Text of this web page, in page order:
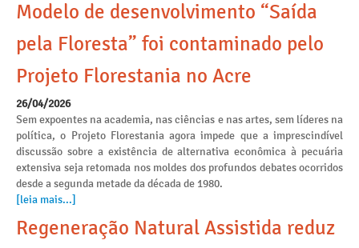
Modelo de desenvolvimento “Saída
pela Floresta” foi contaminado pelo
Projeto Florestania no Acre
26/04/2026
Sem expoentes na academia, nas ciências e nas artes, sem líderes na
política, o Projeto Florestania agora impede que a imprescindível
discussão sobre a existência de alternativa econômica à pecuária
extensiva seja retomada nos moldes dos profundos debates ocorridos
desde a segunda metade da década de 1980.
[leia mais...]
Regeneração Natural Assistida reduz